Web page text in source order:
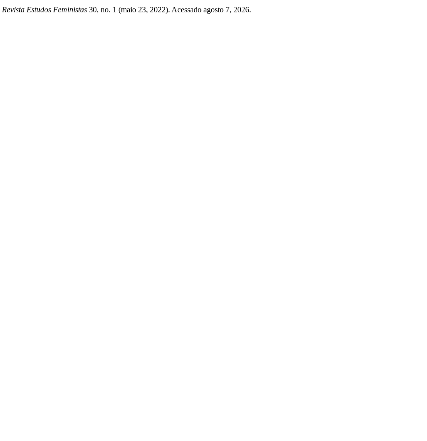
Revista Estudos Feministas 30, no. 1 (maio 23, 2022). Acessado agosto 7, 2026.